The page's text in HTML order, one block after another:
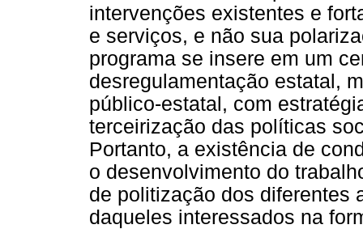
intervenções existentes e
e serviços, e não sua
programa se insere em um
desregulamentação estatal,
público-estatal, com
terceirização das políticas
Portanto, a existência de
o desenvolvimento do
de politização dos diferentes
daqueles interessados na